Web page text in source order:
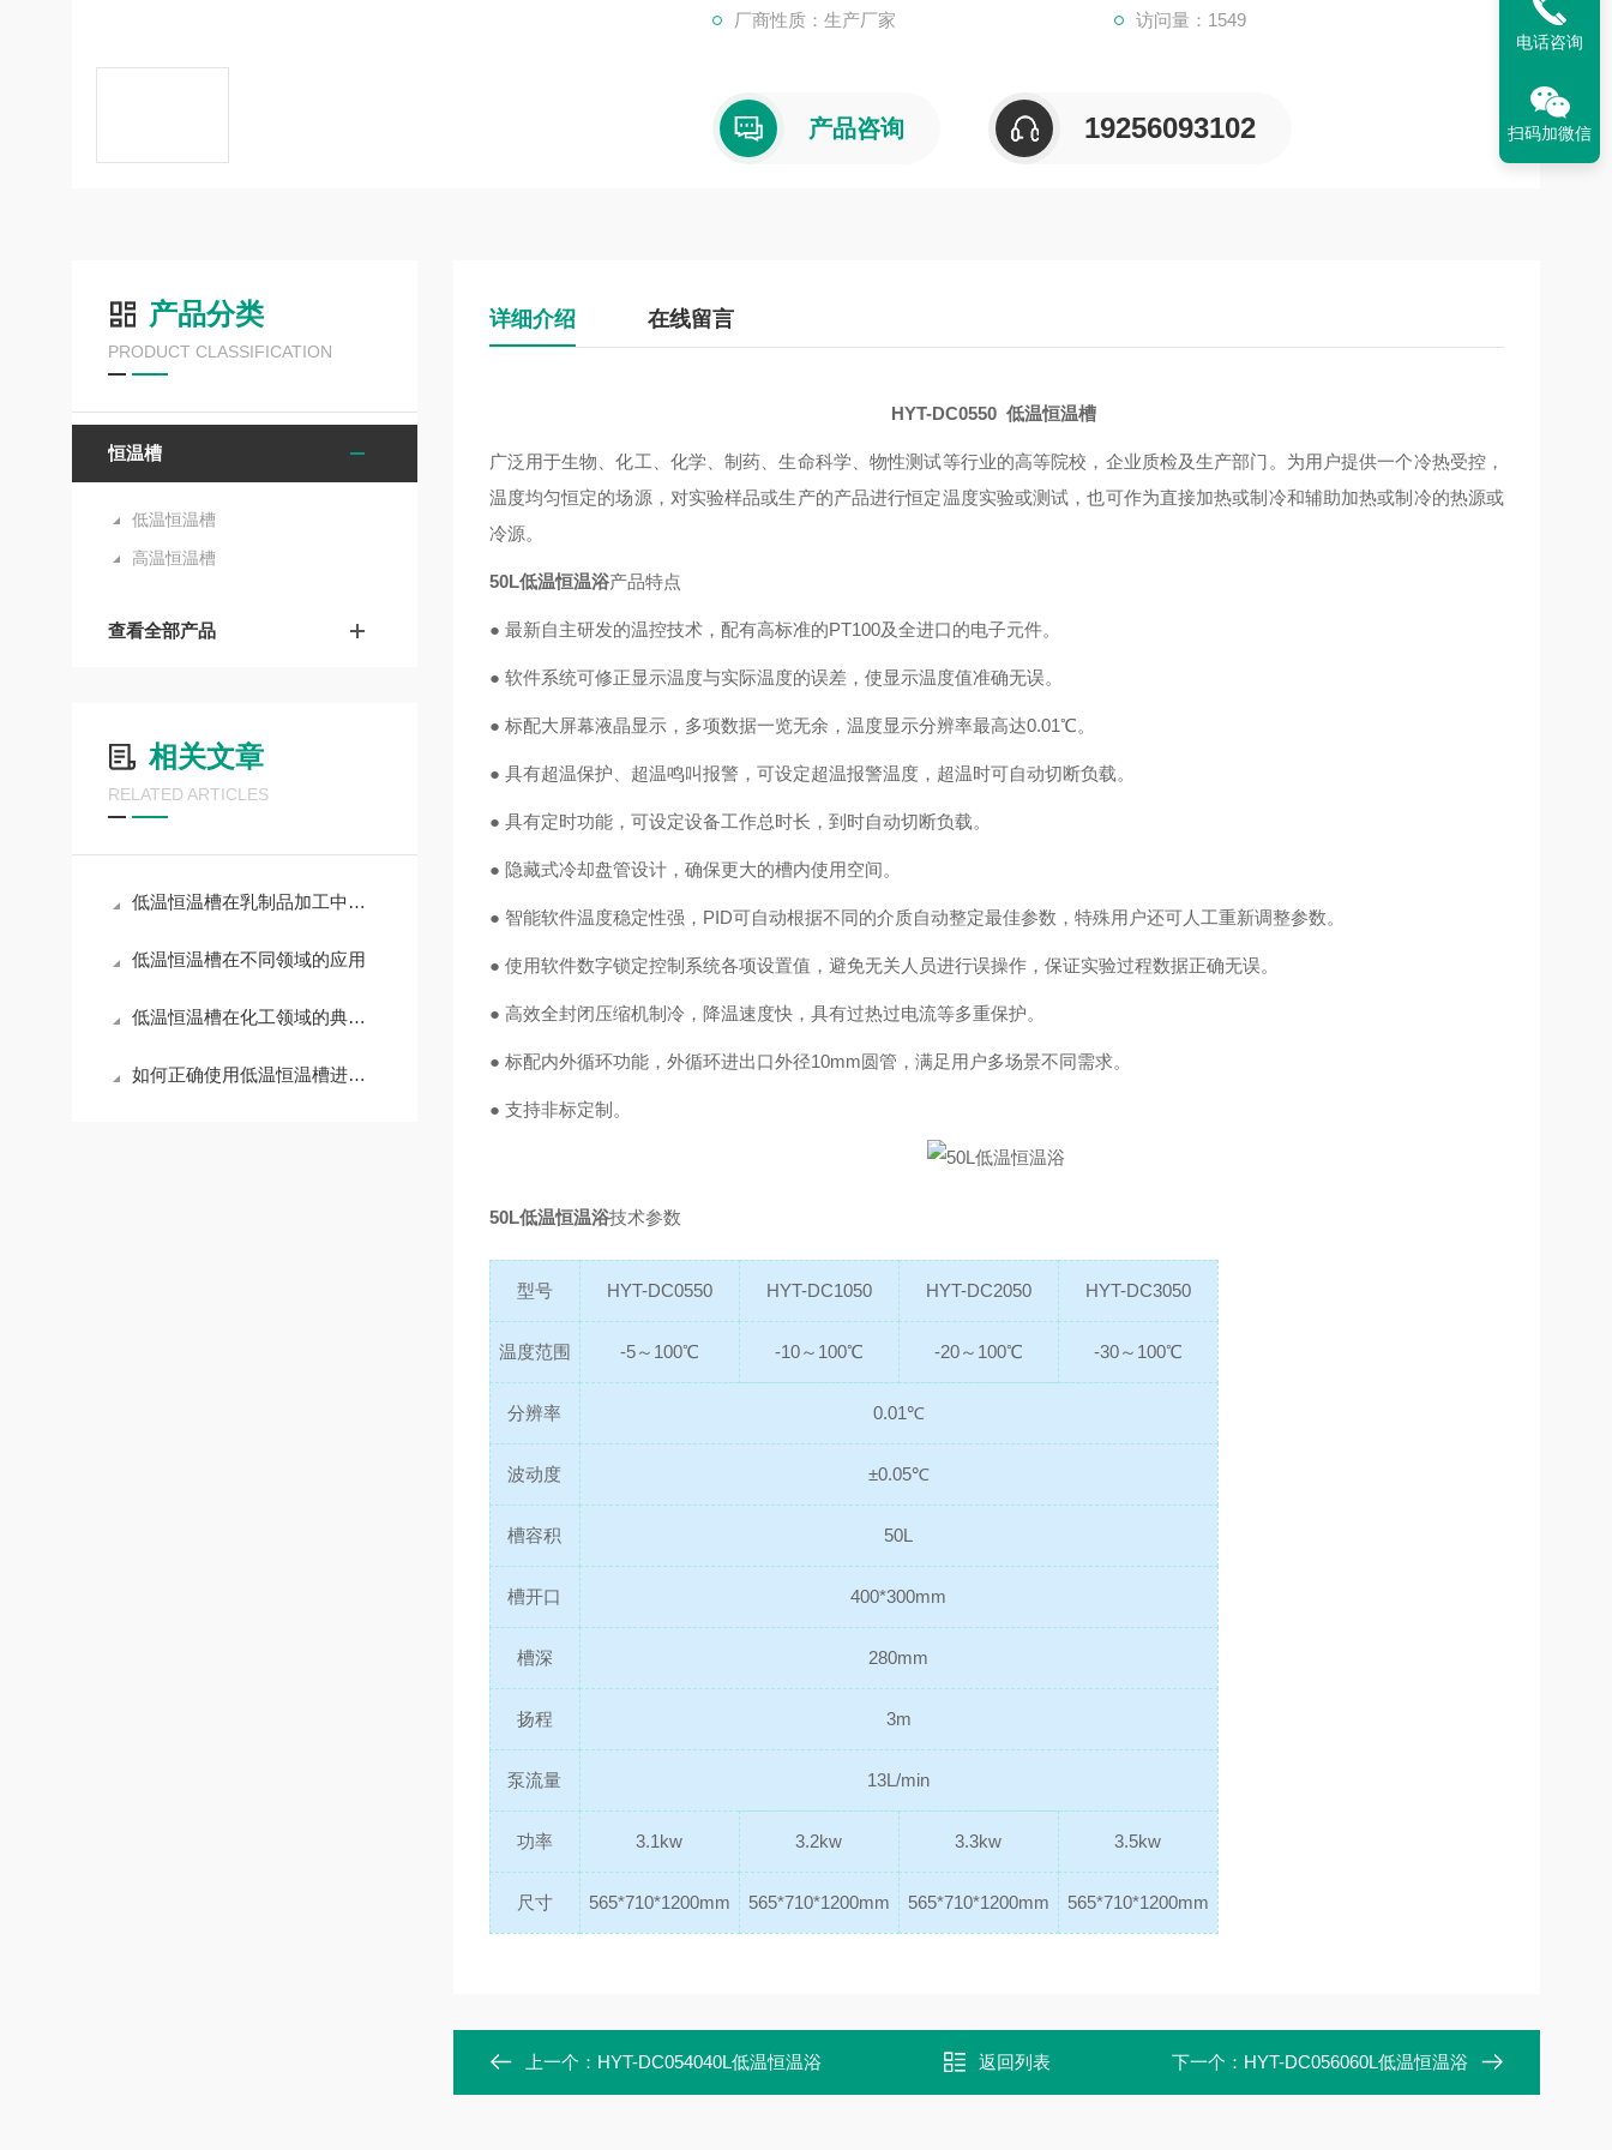
厂商性质：生产厂家 访问量：1549
产品咨询 19256093102
产品分类
PRODUCT CLASSIFICATION
恒温槽
低温恒温槽
高温恒温槽
查看全部产品
相关文章
RELATED ARTICLES
低温恒温槽在乳制品加工中的应用
低温恒温槽在不同领域的应用
低温恒温槽在化工领域的典型应用场景
如何正确使用低温恒温槽进行实验
详细介绍 在线留言
HYT-DC0550 低温恒温槽
广泛用于生物、化工、化学、制药、生命科学、物性测试等行业的高等院校，企业质检及生产部门。为用户提供一个冷热受控，
温度均匀恒定的场源，对实验样品或生产的产品进行恒定温度实验或测试，也可作为直接加热或制冷和辅助加热或制冷的热源或
冷源。
50L低温恒温浴产品特点
● 最新自主研发的温控技术，配有高标准的PT100及全进口的电子元件。
● 软件系统可修正显示温度与实际温度的误差，使显示温度值准确无误。
● 标配大屏幕液晶显示，多项数据一览无余，温度显示分辨率最高达0.01℃。
● 具有超温保护、超温鸣叫报警，可设定超温报警温度，超温时可自动切断负载。
● 具有定时功能，可设定设备工作总时长，到时自动切断负载。
● 隐藏式冷却盘管设计，确保更大的槽内使用空间。
● 智能软件温度稳定性强，PID可自动根据不同的介质自动整定最佳参数，特殊用户还可人工重新调整参数。
● 使用软件数字锁定控制系统各项设置值，避免无关人员进行误操作，保证实验过程数据正确无误。
● 高效全封闭压缩机制冷，降温速度快，具有过热过电流等多重保护。
● 标配内外循环功能，外循环进出口外径10mm圆管，满足用户多场景不同需求。
● 支持非标定制。
50L低温恒温浴技术参数
型号 HYT-DC0550 HYT-DC1050 HYT-DC2050 HYT-DC3050
温度范围 -5～100℃ -10～100℃ -20～100℃ -30～100℃
分辨率 0.01℃
波动度 ±0.05℃
槽容积 50L
槽开口 400*300mm
槽深 280mm
扬程 3m
泵流量 13L/min
功率 3.1kw 3.2kw 3.3kw 3.5kw
尺寸 565*710*1200mm 565*710*1200mm 565*710*1200mm 565*710*1200mm
上一个： HYT-DC054040L低温恒温浴 返回列表 下一个： HYT-DC056060L低温恒温浴
电话咨询
扫码加微信